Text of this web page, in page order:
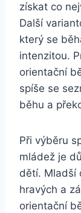
získat co
Další
který se
intenzitou.
orientační
spíše se
běhu a
Při výběru
mládež je
dětí. Mladší
hravých a
orientační